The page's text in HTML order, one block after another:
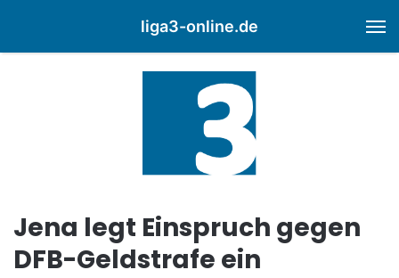
liga3-online.de
Jena legt Einspruch gegen
DFB-Geldstrafe ein